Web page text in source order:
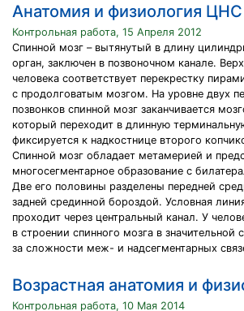
Анатомия и физиология ЦНС
Контрольная работа, 15 Апреля 2012
Спинной мозг – вытянутый в длину
орган, заключен в позвоночном канале.
человека соответствует перекрестку
с продолговатым мозгом. На уровне двух
позвонков спинной мозг заканчивается
который переходит в длинную
фиксируется к надкостнице второго
Спинной мозг обладает метамерией и
многосегментарное образование с
Две его половины разделены передней
задней срединной бороздой. Условная
проходит через центральный канал. У
в строении спинного мозга в значительной
за сложности меж- и надсегментарных
Возрастная анатомия и
Контрольная работа, 10 Мая 2014